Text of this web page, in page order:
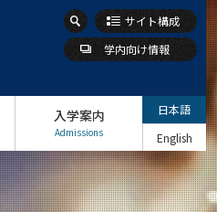
サイト構成
学内向け情報
入学案内
Admissions
日本語
English